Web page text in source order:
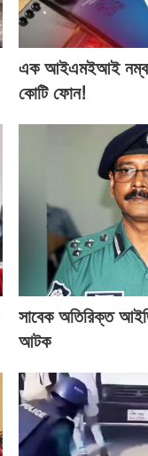
এক আইএমইআই
কোটি ফোন!
সাবেক অতিরিক্ত
আটক